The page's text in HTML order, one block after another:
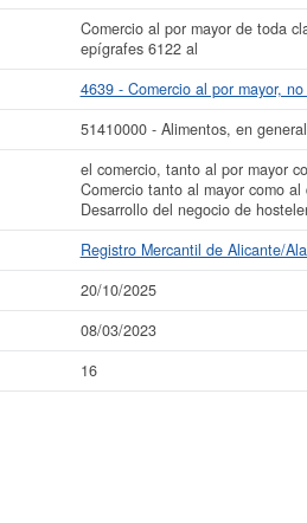
La última actualización del informe de
Comercio al por mayor de toda
epígrafes 6122 al
4639 - Comercio al por mayor,
51410000 - Alimentos, en general
el comercio, tanto al por mayor
Comercio tanto al mayor como
Desarrollo del negocio de
Registro Mercantil de Alicante/
20/10/2025
08/03/2023
16